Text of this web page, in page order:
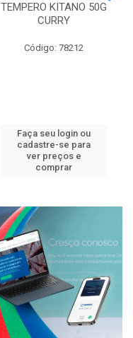
TEMPERO KITANO 50G
CURRY
Código: 78212
Faça seu login ou
cadastre-se para
ver preços e
comprar